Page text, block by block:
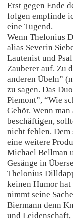
Erst gegen Ende
folgen empfinde
eine Tugend.
Wenn Thelonius
alias Severin
Lautenist und
Zauberer auf. Zu
anderen Übeln”
zu sagen. Das
Piemont”, “Wie
Gehör. Wenn
beschäftigen,
nicht fehlen. Dem
eine weitere
Michael Bellman
Gesänge in
Thelonius
keinen Humor
nimmt seine
Biermann denn
und Leidenschaft,